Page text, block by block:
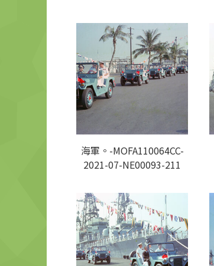
海軍。-MOFA110064CC-
2021-07-NE00093-211